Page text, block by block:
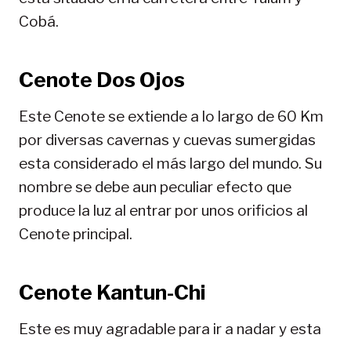
Cobá.
Cenote Dos Ojos
Este Cenote se extiende a lo largo de 60 Km
por diversas cavernas y cuevas sumergidas
esta considerado el más largo del mundo. Su
nombre se debe aun peculiar efecto que
produce la luz al entrar por unos orificios al
Cenote principal.
Cenote Kantun-Chi
Este es muy agradable para ir a nadar y esta